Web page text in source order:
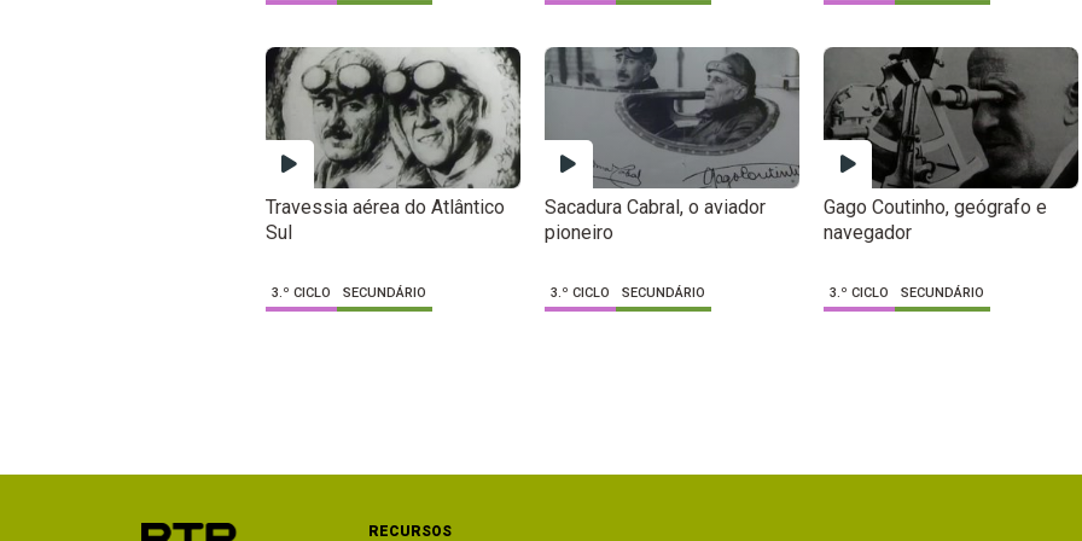
Travessia aérea do Atlântico
Sul
3.º CICLO SECUNDÁRIO
Sacadura Cabral, o aviador
pioneiro
3.º CICLO SECUNDÁRIO
Gago Coutinho, geógrafo e
navegador
3.º CICLO SECUNDÁRIO
RECURSOS